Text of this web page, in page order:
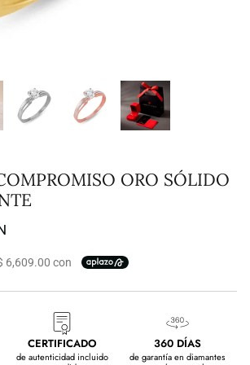
ORO SÓLIDO
6,609.00 con
CERTIFICADO
de autenticidad incluido
360 DÍAS
de garantía en diamantes